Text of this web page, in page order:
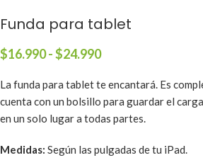
Funda para tablet
$16.990-$24.990
La funda para tablet te encantará. Es
cuenta con un bolsillo para guardar el
en un solo lugar a todas partes.
Medidas: Según las pulgadas de tu iPad.